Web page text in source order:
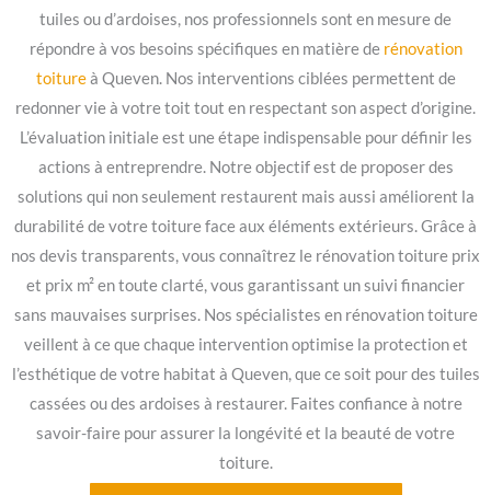
tuiles ou d’ardoises, nos professionnels sont en mesure de
répondre à vos besoins spécifiques en matière de rénovation
toitureà Queven. Nos interventions ciblées permettent de
redonner vie à votre toit tout en respectant son aspect d’origine.
L’évaluation initiale est une étape indispensable pour définir les
actions à entreprendre. Notre objectif est de proposer des
solutions qui non seulement restaurent mais aussi améliorent la
durabilité de votre toiture face aux éléments extérieurs. Grâce à
nos devis transparents, vous connaîtrez le rénovation toiture prix
et prix m² en toute clarté, vous garantissant un suivi financier
sans mauvaises surprises. Nos spécialistes en rénovation toiture
veillent à ce que chaque intervention optimise la protection et
l’esthétique de votre habitat à Queven, que ce soit pour des tuiles
cassées ou des ardoises à restaurer. Faites confiance à notre
savoir-faire pour assurer la longévité et la beauté de votre
toiture.